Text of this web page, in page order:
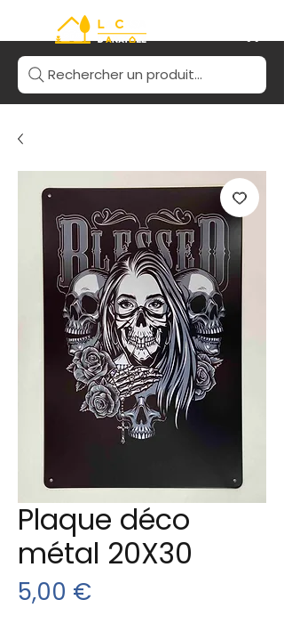
Rechercher un produit...
Plaque déco
métal 20X30
5,00 €